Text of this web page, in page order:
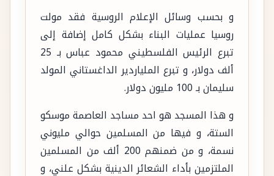
و بحسب وسائل الإعلام الروسية فقد مولت
روسيا عمليات البناء بشكل كامل إضافة إلى
تبرع الرئيس الفلسطيني محمود عباس بـ 25
ألف دولار، و تبرع الملياردير الداغستاني المولد
سليمان بـ 100 مليون دولار.
و هذا المسجد هو احد مساجد العاصمة موسكو
الستة، و فيها من المسلمين حوالي مليوني
نسمة، و من ضمنهم 200 ألف من المسلمين
الملتزمين بأداء الشعائر الدينية بشكل علني، و